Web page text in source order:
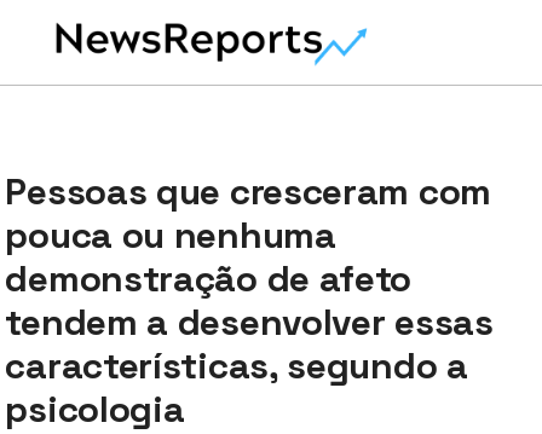
Pessoas que cresceram com
pouca ou nenhuma
demonstração de afeto
tendem a desenvolver essas
características, segundo a
psicologia